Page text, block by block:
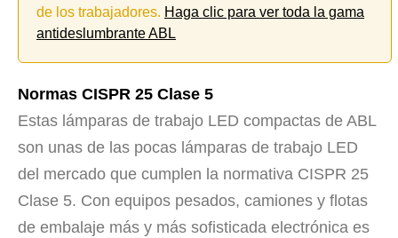
de los trabajadores. Haga clic para ver toda la gama
antideslumbrante ABL
Normas CISPR 25 Clase 5
Estas lámparas de trabajo LED compactas de ABL
son unas de las pocas lámparas de trabajo LED
del mercado que cumplen la normativa CISPR 25
Clase 5. Con equipos pesados, camiones y flotas
de embalaje más y más sofisticada electrónica es